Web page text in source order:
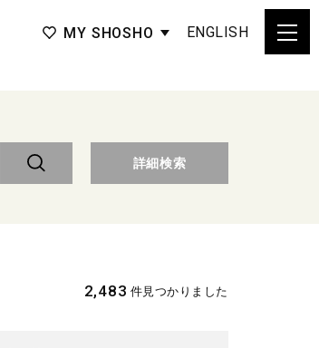
MY SHOSHO ENGLISH
詳細検索
2,483 件見つかりました